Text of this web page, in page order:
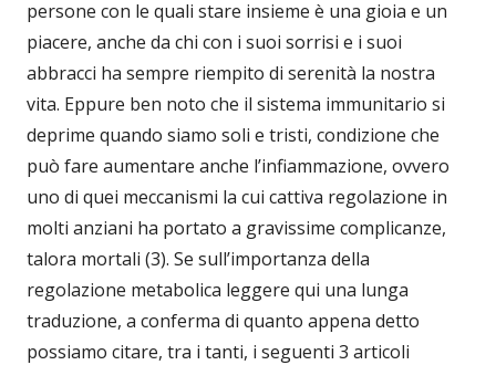
persone con le quali stare insieme è una gioia e un
piacere, anche da chi con i suoi sorrisi e i suoi
abbracci ha sempre riempito di serenità la nostra
vita. Eppure ben noto che il sistema immunitario si
deprime quando siamo soli e tristi, condizione che
può fare aumentare anche l’infiammazione, ovvero
uno di quei meccanismi la cui cattiva regolazione in
molti anziani ha portato a gravissime complicanze,
talora mortali (3). Se sull’importanza della
regolazione metabolica leggere qui una lunga
traduzione, a conferma di quanto appena detto
possiamo citare, tra i tanti, i seguenti 3 articoli